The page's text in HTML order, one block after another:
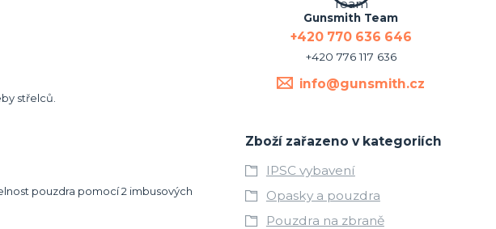
střelců.
pouzdra pomocí 2 imbusových
Gunsmith Team
+420 770 636 646
+420 776 117 636
info@gunsmith.cz
Zboží zařazeno v kategoriích
IPSC vybavení
Opasky a pouzdra
Pouzdra na zbraně